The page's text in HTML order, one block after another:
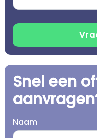
Snel een
Naam